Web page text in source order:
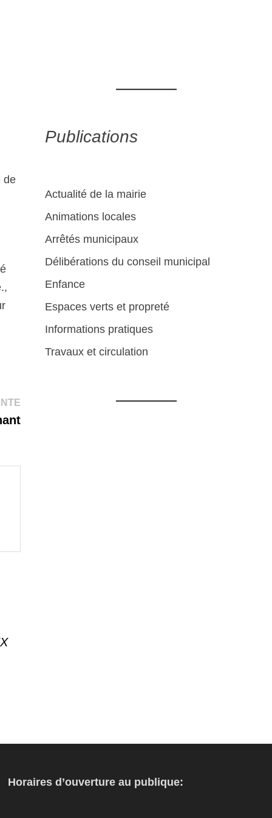
de
Publication
suivante :
Publications
Actualité de la mairie
Animations locales
Arrêtés municipaux
Délibérations du conseil municipal
Enfance
Espaces verts et propreté
Informations pratiques
Travaux et circulation
Horaires d’ouverture au publique: